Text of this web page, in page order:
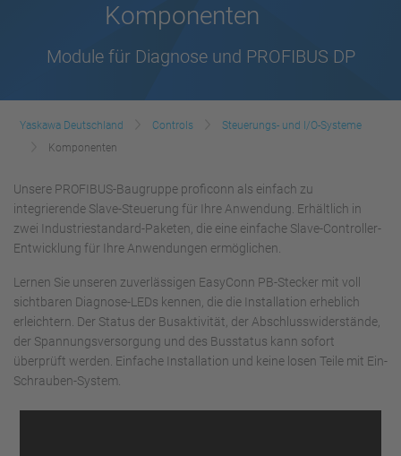
Komponenten
Module für Diagnose und PROFIBUS DP
Yaskawa Deutschland Controls
Steuerungs- und I/O-Systeme
Komponenten
Unsere PROFIBUS-Baugruppe proficonn als einfach zu
integrierende Slave-Steuerung für Ihre Anwendung. Erhältlich in
zwei Industriestandard-Paketen, die eine einfache Slave-Controller-
Entwicklung für Ihre Anwendungen ermöglichen.
Lernen Sie unseren zuverlässigen EasyConn PB-Stecker mit voll
sichtbaren Diagnose-LEDs kennen, die die Installation erheblich
erleichtern. Der Status der Busaktivität, der Abschlusswiderstände,
der Spannungsversorgung und des Busstatus kann sofort
überprüft werden. Einfache Installation und keine losen Teile mit Ein-
Schrauben-System.